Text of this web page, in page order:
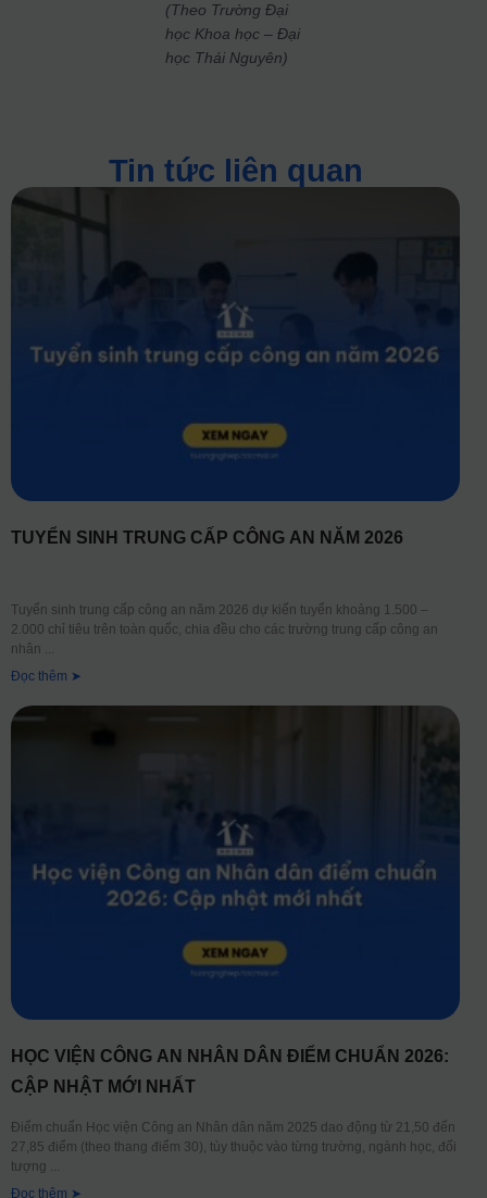
(Theo Trường Đại
học Khoa học – Đại
học Thái Nguyên)
Tin tức liên quan
TUYỂN SINH TRUNG CẤP CÔNG AN NĂM 2026
Tuyển sinh trung cấp công an năm 2026 dự kiến tuyển khoảng 1.500 –
2.000 chỉ tiêu trên toàn quốc, chia đều cho các trường trung cấp công an
nhân
Đọc thêm ➤
HỌC VIỆN CÔNG AN NHÂN DÂN ĐIỂM CHUẨN 2026:
CẬP NHẬT MỚI NHẤT
Điểm chuẩn Học viện Công an Nhân dân năm 2025 dao động từ 21,50 đến
27,85 điểm (theo thang điểm 30), tùy thuộc vào từng trường, ngành học, đối
tượng
Đọc thêm ➤